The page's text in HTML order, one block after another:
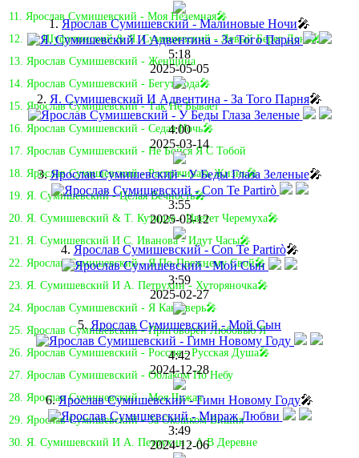
11. Ярослав Сумишевский - Моя Неземная🎤
12. М. Шуфутинский & Я. Сумишевский - Левый Берег Дона🎤
13. Ярослав Сумишевский - Женщина
14. Ярослав Сумишевский - Бегут Года🎤
15. Ярослав Сумишевский - Так Не Бывает
16. Ярослав Сумишевский - Седая Ночь🎤
17. Ярослав Сумишевский - Не Бойся Я С Тобой
18. Ярослав Сумишевский - Растрачивать Жизнь🎤
19. Я. Сумишевский - Целая Вечность🎤
20. Я. Сумишевский & Т. Кутидзе - Цветет Черемуха🎤
21. Я. Сумишевский И С. Иванова - Идут Часы🎤
22. Ярослав Сумишевский - Я По-Прежнему Свой🎤
23. Я. Сумишевский И А. Петрухин - Хуторяночка🎤
24. Ярослав Сумишевский - Я Как Зверь🎤
25. Ярослав Сумишевский - Приговорён Любовью Я
26. Ярослав Сумишевский - Россия - Русская Душа🎤
27. Ярослав Сумишевский - Облаком По Небу
28. Ярослав Сумишевский - Моя Чужая
29. Ярослав Сумишевский - За Окошком Вишня
30. Я. Сумишевский И А. Петрухин - А В Деревне
1.Ярослав Сумишевский - Малиновые Ночи🎤
5:18
2025-05-05
2. Я. Сумишевский И Адвентина - За Того Парня🎤
4:00
2025-03-14
3.Ярослав Сумишевский - У Беды Глаза Зеленые🎤
3:55
2025-03-12
4. Ярослав Сумишевский - Con Te Partirò🎤
3:59
2025-02-27
5. Ярослав Сумишевский - Мой Сын
4:42
2024-12-28
6.Ярослав Сумишевский - Гимн Новому Году🎤
3:49
2024-12-06